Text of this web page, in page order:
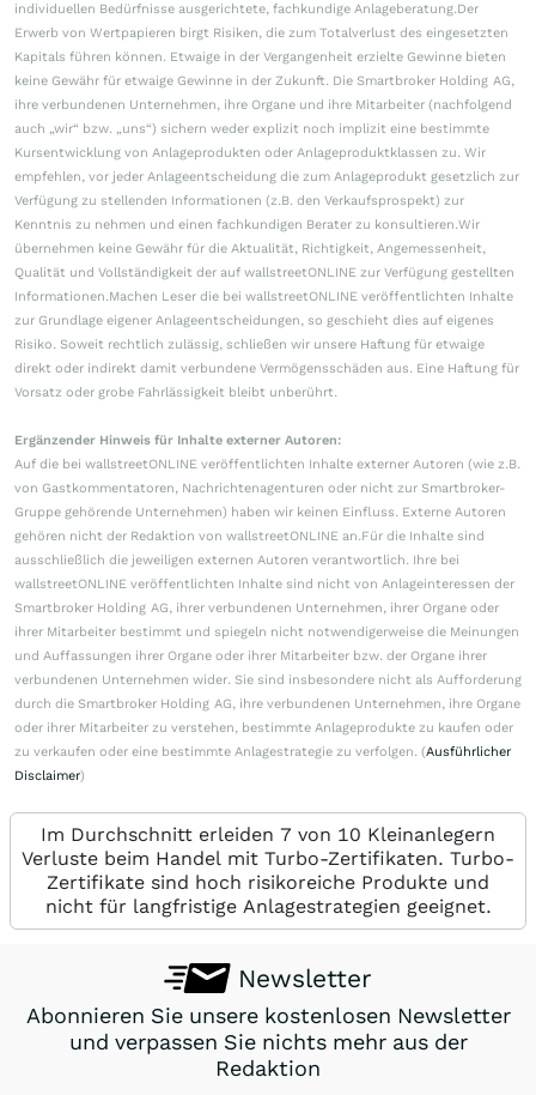
individuellen Bedürfnisse ausgerichtete, fachkundige Anlageberatung.Der
Erwerb von Wertpapieren birgt Risiken, die zum Totalverlust des eingesetzten
Kapitals führen können. Etwaige in der Vergangenheit erzielte Gewinne bieten
keine Gewähr für etwaige Gewinne in der Zukunft. Die Smartbroker Holding AG,
ihre verbundenen Unternehmen, ihre Organe und ihre Mitarbeiter (nachfolgend
auch „wir“ bzw. „uns“) sichern weder explizit noch implizit eine bestimmte
Kursentwicklung von Anlageprodukten oder Anlageproduktklassen zu. Wir
empfehlen, vor jeder Anlageentscheidung die zum Anlageprodukt gesetzlich zur
Verfügung zu stellenden Informationen (z.B. den Verkaufsprospekt) zur
Kenntnis zu nehmen und einen fachkundigen Berater zu konsultieren.Wir
übernehmen keine Gewähr für die Aktualität, Richtigkeit, Angemessenheit,
Qualität und Vollständigkeit der auf wallstreetONLINE zur Verfügung gestellten
Informationen.Machen Leser die bei wallstreetONLINE veröffentlichten Inhalte
zur Grundlage eigener Anlageentscheidungen, so geschieht dies auf eigenes
Risiko. Soweit rechtlich zulässig, schließen wir unsere Haftung für etwaige
direkt oder indirekt damit verbundene Vermögensschäden aus. Eine Haftung für
Vorsatz oder grobe Fahrlässigkeit bleibt unberührt.
Ergänzender Hinweis für Inhalte externer Autoren:
Auf die bei wallstreetONLINE veröffentlichten Inhalte externer Autoren (wie z.B.
von Gastkommentatoren, Nachrichtenagenturen oder nicht zur Smartbroker-
Gruppe gehörende Unternehmen) haben wir keinen Einfluss. Externe Autoren
gehören nicht der Redaktion von wallstreetONLINE an.Für die Inhalte sind
ausschließlich die jeweiligen externen Autoren verantwortlich. Ihre bei
wallstreetONLINE veröffentlichten Inhalte sind nicht von Anlageinteressen der
Smartbroker Holding AG, ihrer verbundenen Unternehmen, ihrer Organe oder
ihrer Mitarbeiter bestimmt und spiegeln nicht notwendigerweise die Meinungen
und Auffassungen ihrer Organe oder ihrer Mitarbeiter bzw. der Organe ihrer
verbundenen Unternehmen wider. Sie sind insbesondere nicht als Aufforderung
durch die Smartbroker Holding AG, ihre verbundenen Unternehmen, ihre Organe
oder ihrer Mitarbeiter zu verstehen, bestimmte Anlageprodukte zu kaufen oder
zu verkaufen oder eine bestimmte Anlagestrategie zu verfolgen. (Ausführlicher
Disclaimer)
Im Durchschnitt erleiden 7 von 10 Kleinanlegern
Verluste beim Handel mit Turbo-Zertifikaten. Turbo-
Zertifikate sind hoch risikoreiche Produkte und
nicht für langfristige Anlagestrategien geeignet.
Newsletter
Abonnieren Sie unsere kostenlosen Newsletter
und verpassen Sie nichts mehr aus der
Redaktion